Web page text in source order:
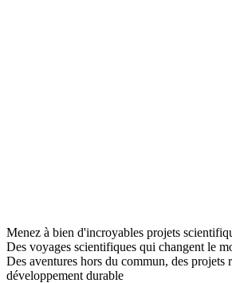
Menez à bien d'incroyables projets
Des voyages scientifiques qui changent le
Des aventures hors du commun, des projets
développement durable